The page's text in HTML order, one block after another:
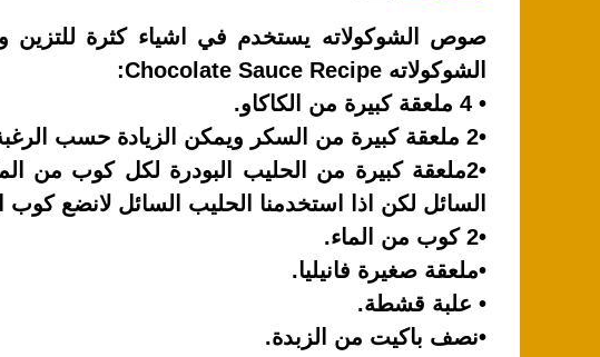
c
e
b
o
o
k
at
s
A
p
p
صوص الشوكولاته يستخدم في اشياء كثرة
الشوكولاته Chocolate Sauce Recipe:
• 4 ملعقة كبيرة من الكاكاو.
•2 ملعقة كبيرة من السكر ويمكن الزيادة حسب الرغبة.
•2ملعقة كبيرة من الحليب البودرة لكل كوب من
السائل لكن اذا استخدمنا الحليب السائل لانضع كوب
•2 كوب من الماء.
•ملعقة صغيرة فانيليا.
• علبة قشطة.
•نصف باكيت من الزبدة.